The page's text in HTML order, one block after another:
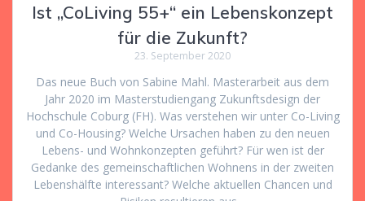
Ist „CoLiving 55+“ ein Lebenskonzept
für die Zukunft?
23. September 2020
Das neue Buch von Sabine Mahl. Masterarbeit aus dem
Jahr 2020 im Masterstudiengang Zukunftsdesign der
Hochschule Coburg (FH). Was verstehen wir unter Co-Living
und Co-Housing? Welche Ursachen haben zu den neuen
Lebens- und Wohnkonzepten geführt? Für wen ist der
Gedanke des gemeinschaftlichen Wohnens in der zweiten
Lebenshälfte interessant? Welche aktuellen Chancen und